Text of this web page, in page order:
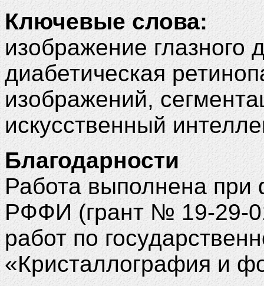
Ключевые слова:
изображение глазного
диабетическая
изображений,
искусственный
Благодарности
Работа выполнена при
РФФИ (грант № 19-29-
работ по
«Кристаллография и